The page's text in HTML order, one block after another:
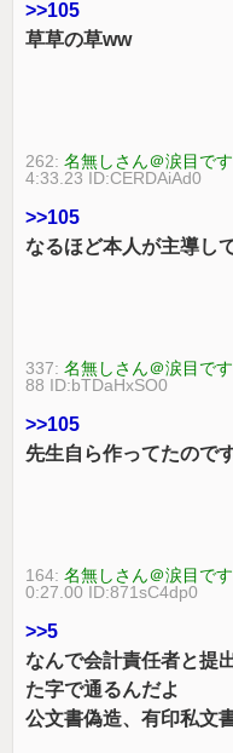
>>105
草草の草ww
262:名無しさん＠涙目で
4:33.23 ID:CERDAiAd0
>>105
なるほど本人が主導し
337:名無しさん＠涙目で
88 ID:bTDaHxSO0
>>105
先生自ら作ってたので
164:名無しさん＠涙目で
0:27.00 ID:871sC4dp0
>>5
なんで会計責任者と提
た字で通るんだよ
公文書偽造、有印私文